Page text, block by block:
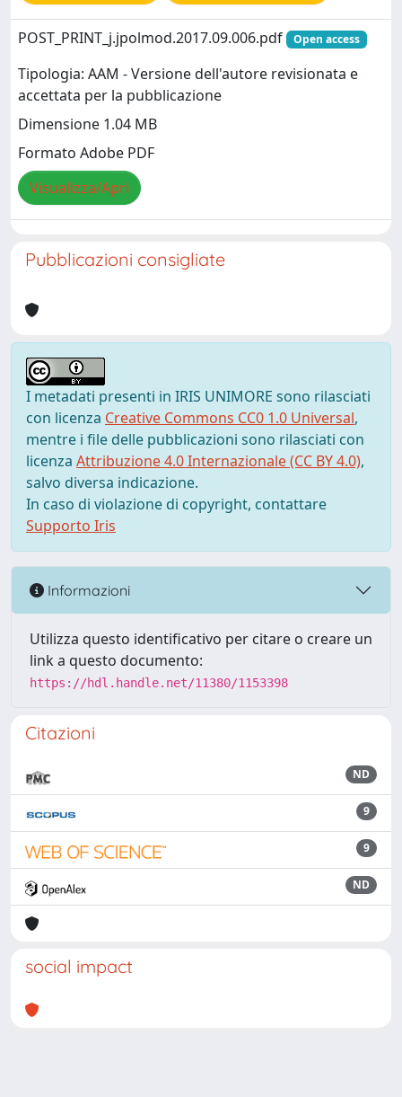
POST_PRINT_j.jpolmod.2017.09.006.pdf Open access
Tipologia: AAM - Versione dell'autore revisionata e
accettata per la pubblicazione
Dimensione 1.04 MB
Formato Adobe PDF
Visualizza/Apri
Pubblicazioni consigliate
I metadati presenti in IRIS UNIMORE sono rilasciati
con licenza Creative Commons CC0 1.0 Universal,
mentre i file delle pubblicazioni sono rilasciati con
licenza Attribuzione 4.0 Internazionale (CC BY 4.0),
salvo diversa indicazione.
In caso di violazione di copyright, contattare
Supporto Iris
Informazioni
Utilizza questo identificativo per citare o creare un
link a questo documento:
https://hdl.handle.net/11380/1153398
Citazioni
ND
9
9
ND
social impact